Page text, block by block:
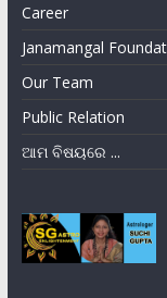
Career
Janamangal
Our Team
Public Relation
ଆମ ବିଷୟରେ ...